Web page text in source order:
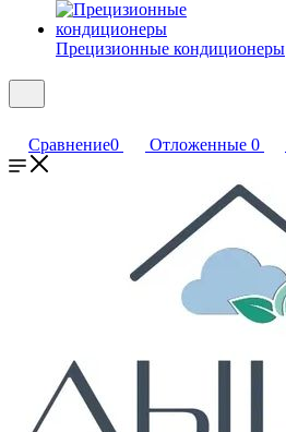
Прецизионные кондиционеры
Сравнение0 Отложенные 0